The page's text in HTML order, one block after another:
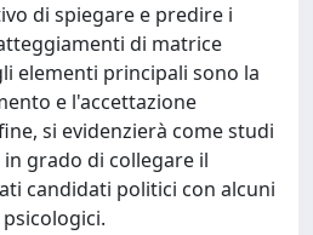
di spiegare e predire i
di matrice
elementi principali sono la
e l'accettazione
si evidenzierà come studi
grado di collegare il
candidati politici con alcuni